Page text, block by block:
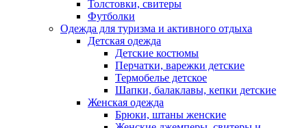
Толстовки, свитеры
Футболки
Одежда для туризма и активного отдыха
Детская одежда
Детские костюмы
Перчатки, варежки детские
Термобелье детское
Шапки, балаклавы, кепки детские
Женская одежда
Брюки, штаны женские